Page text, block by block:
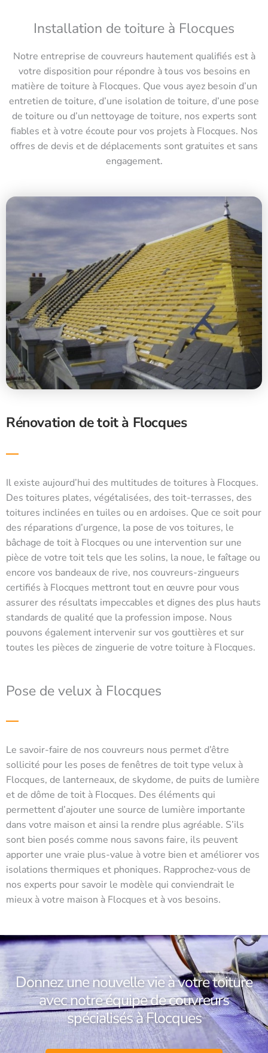
Installation de toiture à Flocques
Notre entreprise de couvreurs hautement qualifiés est à
votre disposition pour répondre à tous vos besoins en
matière de toiture à Flocques. Que vous ayez besoin d’un
entretien de toiture, d’une isolation de toiture, d’une pose
de toiture ou d’un nettoyage de toiture, nos experts sont
fiables et à votre écoute pour vos projets à Flocques. Nos
offres de devis et de déplacements sont gratuites et sans
engagement.
Rénovation de toit à Flocques
Il existe aujourd’hui des multitudes de toitures à Flocques.
Des toitures plates, végétalisées, des toit-terrasses, des
toitures inclinées en tuiles ou en ardoises. Que ce soit pour
des réparations d’urgence, la pose de vos toitures, le
bâchage de toit à Flocques ou une intervention sur une
pièce de votre toit tels que les solins, la noue, le faîtage ou
encore vos bandeaux de rive, nos couvreurs-zingueurs
certifiés à Flocques mettront tout en œuvre pour vous
assurer des résultats impeccables et dignes des plus hauts
standards de qualité que la profession impose. Nous
pouvons également intervenir sur vos gouttières et sur
toutes les pièces de zinguerie de votre toiture à Flocques.
Pose de velux à Flocques
Le savoir-faire de nos couvreurs nous permet d’être
sollicité pour les poses de fenêtres de toit type velux à
Flocques, de lanterneaux, de skydome, de puits de lumière
et de dôme de toit à Flocques. Des éléments qui
permettent d’ajouter une source de lumière importante
dans votre maison et ainsi la rendre plus agréable. S’ils
sont bien posés comme nous savons faire, ils peuvent
apporter une vraie plus-value à votre bien et améliorer vos
isolations thermiques et phoniques. Rapprochez-vous de
nos experts pour savoir le modèle qui conviendrait le
mieux à votre maison à Flocques et à vos besoins.
Donnez une nouvelle vie à votre toiture
avec notre équipe de couvreurs
spécialisés à Flocques